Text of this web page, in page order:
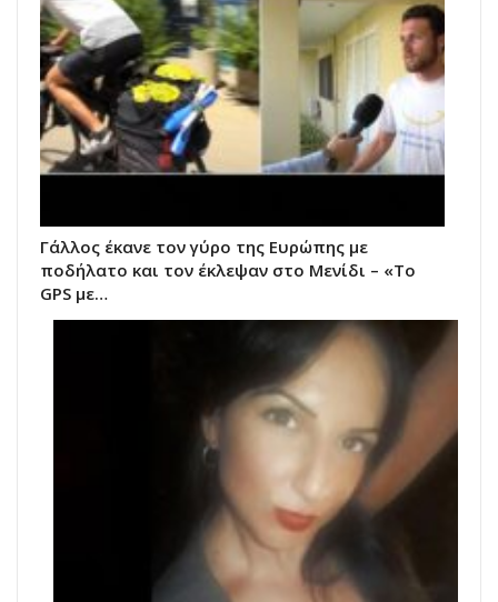
Γάλλος έκανε τον γύρο της Ευρώπης με
ποδήλατο και τον έκλεψαν στο Μενίδι – «Το
GPS με…